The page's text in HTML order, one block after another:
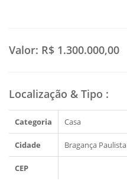
Valor: R$ 1.300.000,00
Localização & Tipo :
Categoria Casa
Cidade Bragança Paulista
CEP